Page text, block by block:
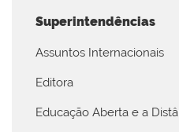
Superintendências
Assuntos Internacionais
Editora
Educação Aberta e a